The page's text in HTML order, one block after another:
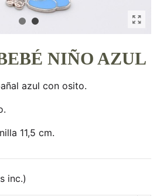
NIÑO AZUL
azul con osito.
11,5 cm.
inc.)